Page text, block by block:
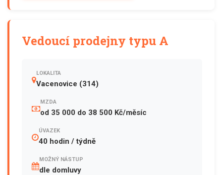
Vedoucí prodejny typu A
LOKALITA
Vacenovice (314)
MZDA
od 35 000 do 38 500 Kč/měsíc
ÚVAZEK
40 hodin / týdně
MOŽNÝ NÁSTUP
dle domluvy